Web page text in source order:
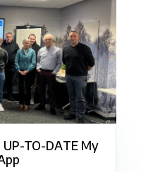
TO-DATE My